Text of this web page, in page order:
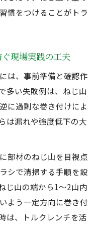
慣をつけることがトラ
現場実践の工夫
は、事前準備と確認作
多い失敗例は、ねじ山
に過剰な巻き付けによ
は漏れや強度低下の大
部材のねじ山を目視点
シで清掃する手順を設
じ山の端から1～2山内
よう一定方向に巻き付
は、トルクレンチを活